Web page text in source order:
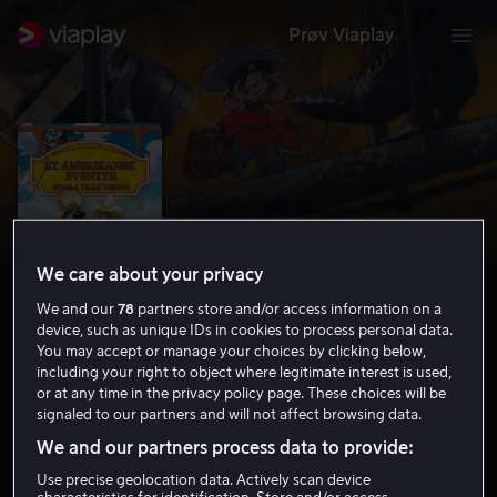
Prøv Viaplay
Fivel i ville vesten
Tillatt for alle
HD
We care about your privacy
We and our78 partners store and/or access information on a
device, such as unique IDs in cookies to process personal data.
You may accept or manage your choices by clicking below,
including your right to object where legitimate interest is used,
or at any time in the privacy policy page. These choices will be
signaled to our partners and will not affect browsing data.
We and our partners process data to provide:
Use precise geolocation data. Actively scan device